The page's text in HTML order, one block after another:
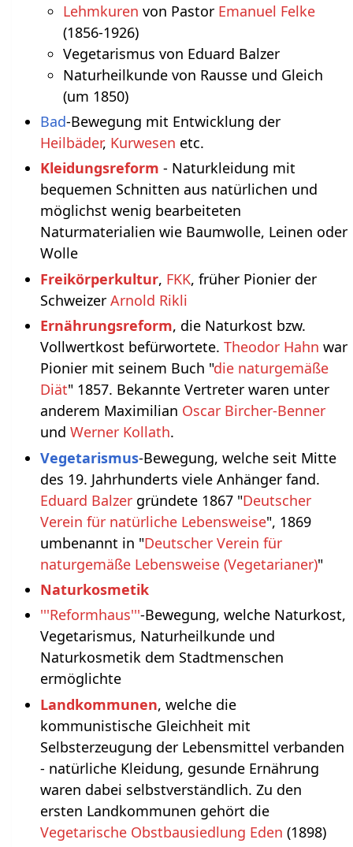
Lehmkuren von Pastor Emanuel Felke
(1856-1926)
Vegetarismus von Eduard Balzer
Naturheilkunde von Rausse und Gleich
(um 1850)
Bad-Bewegung mit Entwicklung der
Heilbäder, Kurwesen etc.
Kleidungsreform - Naturkleidung mit
bequemen Schnitten aus natürlichen und
möglichst wenig bearbeiteten
Naturmaterialien wie Baumwolle, Leinen oder
Wolle
Freikörperkultur, FKK, früher Pionier der
Schweizer Arnold Rikli
Ernährungsreform, die Naturkost bzw.
Vollwertkost befürwortete. Theodor Hahn war
Pionier mit seinem Buch "die naturgemäße
Diät" 1857. Bekannte Vertreter waren unter
anderem Maximilian Oscar Bircher-Benner
und Werner Kollath.
Vegetarismus-Bewegung, welche seit Mitte
des 19. Jahrhunderts viele Anhänger fand.
Eduard Balzergründete 1867 "Deutscher
Verein für natürliche Lebensweise", 1869
umbenannt in "Deutscher Verein für
naturgemäße Lebensweise (Vegetarianer)"
Naturkosmetik
'''Reformhaus'''-Bewegung, welche Naturkost,
Vegetarismus, Naturheilkunde und
Naturkosmetik dem Stadtmenschen
ermöglichte
Landkommunen, welche die
kommunistische Gleichheit mit
Selbsterzeugung der Lebensmittel verbanden
- natürliche Kleidung, gesunde Ernährung
waren dabei selbstverständlich. Zu den
ersten Landkommunen gehört die
Vegetarische Obstbausiedlung Eden (1898)